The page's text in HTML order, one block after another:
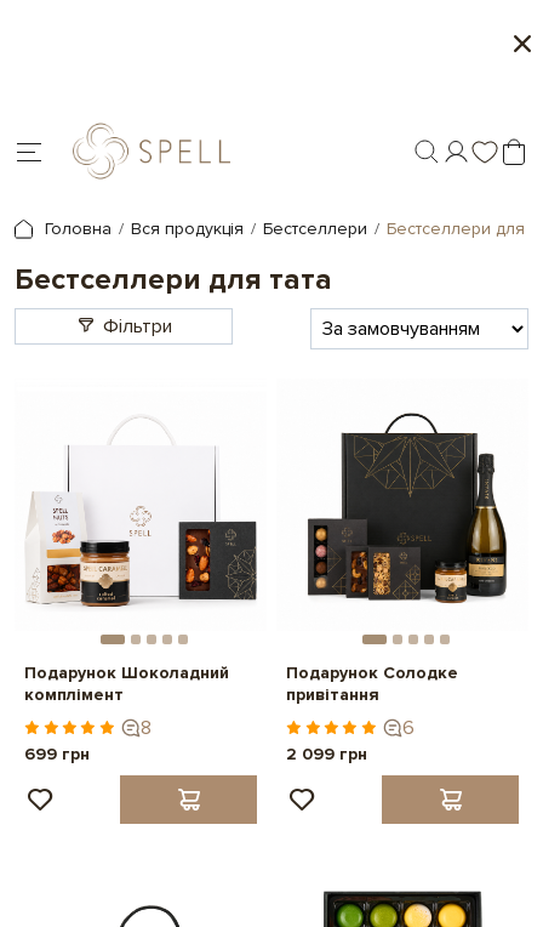
Головна Вся продукція Бестселлери Бестселлери для
Бестселлери для тата
Фільтри
Подарунок Шоколадний
комплімент
8
699 грн
Подарунок Солодке
привітання
6
2 099 грн